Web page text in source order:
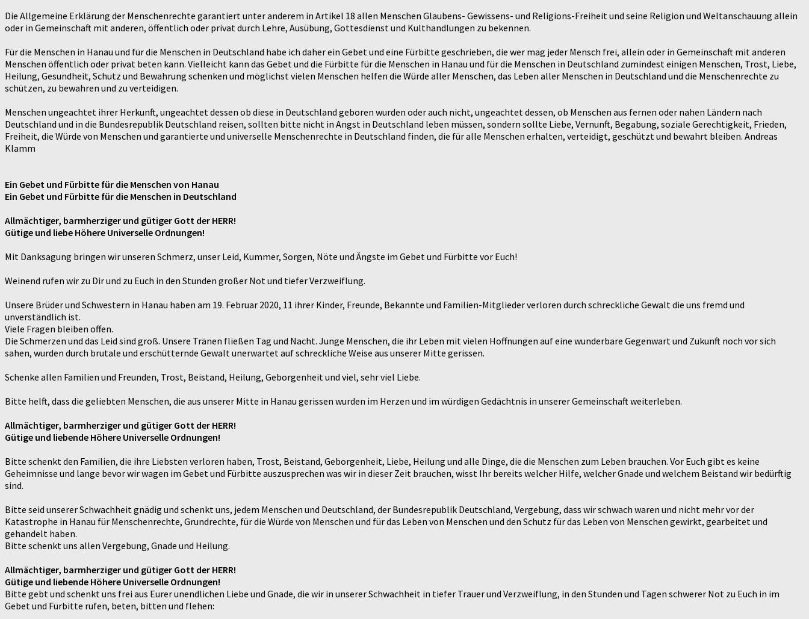
Die Allgemeine Erklärung der Menschenrechte garantiert unter anderem in Artikel 18 allen Menschen Glaubens- Gewissens- und Religions-Freiheit und seine Religion und Weltanschauung allein
oder in Gemeinschaft mit anderen, öffentlich oder privat durch Lehre, Ausübung, Gottesdienst und Kulthandlungen zu bekennen.
Für die Menschen in Hanau und für die Menschen in Deutschland habe ich daher ein Gebet und eine Fürbitte geschrieben, die wer mag jeder Mensch frei, allein oder in Gemeinschaft mit anderen
Menschen öffentlich oder privat beten kann. Vielleicht kann das Gebet und die Fürbitte für die Menschen in Hanau und für die Menschen in Deutschland zumindest einigen Menschen, Trost, Liebe,
Heilung, Gesundheit, Schutz und Bewahrung schenken und möglichst vielen Menschen helfen die Würde aller Menschen, das Leben aller Menschen in Deutschland und die Menschenrechte zu
schützen, zu bewahren und zu verteidigen.
Menschen ungeachtet ihrer Herkunft, ungeachtet dessen ob diese in Deutschland geboren wurden oder auch nicht, ungeachtet dessen, ob Menschen aus fernen oder nahen Ländern nach
Deutschland und in die Bundesrepublik Deutschland reisen, sollten bitte nicht in Angst in Deutschland leben müssen, sondern sollte Liebe, Vernunft, Begabung, soziale Gerechtigkeit, Frieden,
Freiheit, die Würde von Menschen und garantierte und universelle Menschenrechte in Deutschland finden, die für alle Menschen erhalten, verteidigt, geschützt und bewahrt bleiben. Andreas
Klamm
Ein Gebet und Fürbitte für die Menschen von Hanau
Ein Gebet und Fürbitte für die Menschen in Deutschland
Allmächtiger, barmherziger und gütiger Gott der HERR!
Gütige und liebe Höhere Universelle Ordnungen!
Mit Danksagung bringen wir unseren Schmerz, unser Leid, Kummer, Sorgen, Nöte und Ängste im Gebet und Fürbitte vor Euch!
Weinend rufen wir zu Dir und zu Euch in den Stunden großer Not und tiefer Verzweiflung.
Unsere Brüder und Schwestern in Hanau haben am 19. Februar 2020, 11 ihrer Kinder, Freunde, Bekannte und Familien-Mitglieder verloren durch schreckliche Gewalt die uns fremd und
unverständlich ist.
Viele Fragen bleiben offen.
Die Schmerzen und das Leid sind groß. Unsere Tränen fließen Tag und Nacht. Junge Menschen, die ihr Leben mit vielen Hoffnungen auf eine wunderbare Gegenwart und Zukunft noch vor sich
sahen, wurden durch brutale und erschütternde Gewalt unerwartet auf schreckliche Weise aus unserer Mitte gerissen.
Schenke allen Familien und Freunden, Trost, Beistand, Heilung, Geborgenheit und viel, sehr viel Liebe.
Bitte helft, dass die geliebten Menschen, die aus unserer Mitte in Hanau gerissen wurden im Herzen und im würdigen Gedächtnis in unserer Gemeinschaft weiterleben.
Allmächtiger, barmherziger und gütiger Gott der HERR!
Gütige und liebende Höhere Universelle Ordnungen!
Bitte schenkt den Familien, die ihre Liebsten verloren haben, Trost, Beistand, Geborgenheit, Liebe, Heilung und alle Dinge, die die Menschen zum Leben brauchen. Vor Euch gibt es keine
Geheimnisse und lange bevor wir wagen im Gebet und Fürbitte auszusprechen was wir in dieser Zeit brauchen, wisst Ihr bereits welcher Hilfe, welcher Gnade und welchem Beistand wir bedürftig
sind.
Bitte seid unserer Schwachheit gnädig und schenkt uns, jedem Menschen und Deutschland, der Bundesrepublik Deutschland, Vergebung, dass wir schwach waren und nicht mehr vor der
Katastrophe in Hanau für Menschenrechte, Grundrechte, für die Würde von Menschen und für das Leben von Menschen und den Schutz für das Leben von Menschen gewirkt, gearbeitet und
gehandelt haben.
Bitte schenkt uns allen Vergebung, Gnade und Heilung.
Allmächtiger, barmherziger und gütiger Gott der HERR!
Gütige und liebende Höhere Universelle Ordnungen!
Bitte gebt und schenkt uns frei aus Eurer unendlichen Liebe und Gnade, die wir in unserer Schwachheit in tiefer Trauer und Verzweiflung, in den Stunden und Tagen schwerer Not zu Euch in im
Gebet und Fürbitte rufen, beten, bitten und flehen: